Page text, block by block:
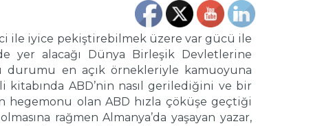
ile iyice pekiştirebilmek üzere var gücü ile
yer alacağı Dünya Birleşik Devletlerine
durumu en açık örnekleriyle kamuoyuna
kitabında ABD’nin nasıl gerilediğini ve bir
hegemonu olan ABD hızla çöküşe geçtiği
rağmen Almanya’da yaşayan yazar,